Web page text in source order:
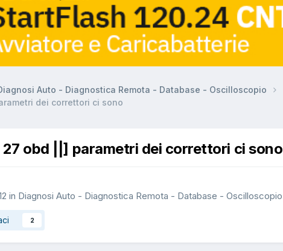
Auto - Diagnostica Remota - Database - Oscilloscopio
dei correttori ci sono
27 obd ||] parametri dei correttori ci sono
in Diagnosi Auto - Diagnostica Remota - Database - Oscilloscopio
2